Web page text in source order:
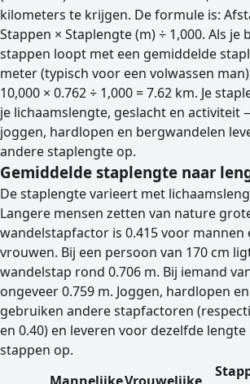
kilometers te krijgen. De formule is:
Stappen × Staplengte (m) ÷ 1,000. Als je
stappen loopt met een gemiddelde
meter (typisch voor een volwassen
10,000 × 0.762 ÷ 1,000 = 7.62 km. Je
je lichaamslengte, geslacht en activiteit
joggen, hardlopen en bergwandelen
andere staplengte op.
Gemiddelde staplengte naar
De staplengte varieert met
Langere mensen zetten van nature
wandelstapfactor is 0.415 voor mannen
vrouwen. Bij een persoon van 170 cm
wandelstap rond 0.706 m. Bij iemand
ongeveer 0.759 m. Joggen, hardlopen
gebruiken andere stapfactoren
en 0.40) en leveren voor dezelfde
stappen op.